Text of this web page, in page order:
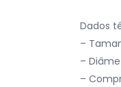
Dados
–
–
–